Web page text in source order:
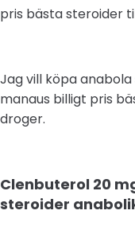
pris bästa steroider
Jag vill köpa
manaus billigt pris
droger.
Clenbuterol 20
steroider